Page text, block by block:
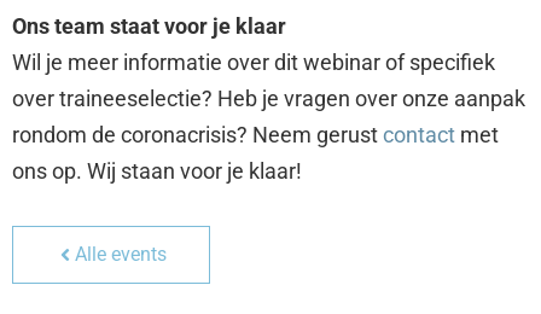
Ons team staat voor je klaar
Wil je meer informatie over dit webinar of specifiek
over traineeselectie? Heb je vragen over onze aanpak
rondom de coronacrisis? Neem gerustcontact met
ons op. Wij staan voor je klaar!
Alle events